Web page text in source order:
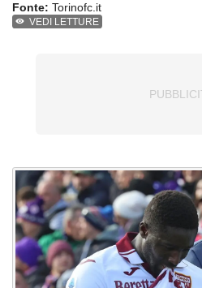
Fonte: Torinofc.it
VEDI LETTURE